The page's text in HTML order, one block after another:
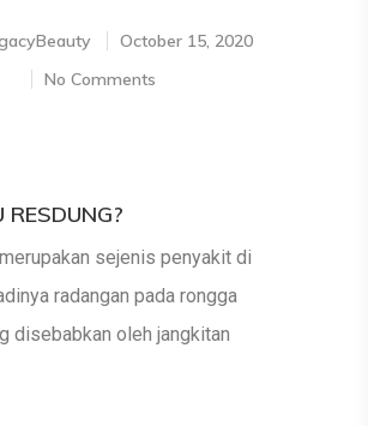
October 15, 2020
No Comments
RESDUNG?
sejenis penyakit di
radangan pada rongga
disebabkan oleh jangkitan